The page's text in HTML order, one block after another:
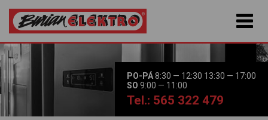
PO-PÁ8:30 — 12:30 13:30 — 17:00
SO 9:00 — 11:00
Tel.: 565 322 479